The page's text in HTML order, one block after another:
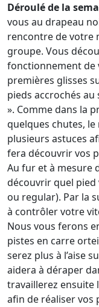
Déroulé de la
vous au drapeau
rencontre de votre
groupe. Vous
fonctionnement de
premières glisses
pieds accrochés
». Comme dans la
quelques chutes,
plusieurs astuces
fera découvrir vos
Au fur et à mesure
découvrir quel
ou regular). Par la
à contrôler votre
Nous vous ferons
pistes en carre
serez plus à l’aise
aidera à déraper
travaillerez ensuite
afin de réaliser vos